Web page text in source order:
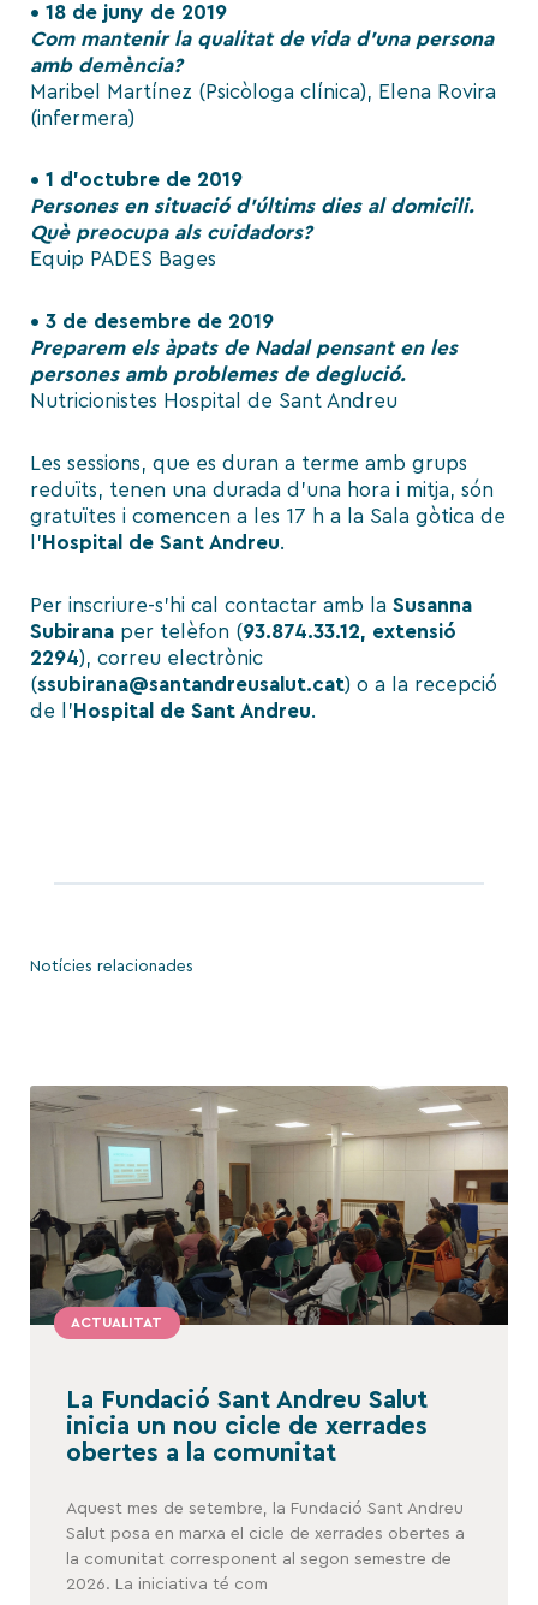
• 18 de juny de 2019
Com mantenir la qualitat de vida d’una persona
amb demència?
Maribel Martínez (Psicòloga clínica), Elena Rovira
(infermera)
• 1 d’octubre de 2019
Persones en situació d’últims dies al domicili.
Què preocupa als cuidadors?
Equip PADES Bages
• 3 de desembre de 2019
Preparem els àpats de Nadal pensant en les
persones amb problemes de deglució.
Nutricionistes Hospital de Sant Andreu
Les sessions, que es duran a terme amb grups
reduïts, tenen una durada d’una hora i mitja, són
gratuïtes i comencen a les 17 h a la Sala gòtica de
l’ Hospital de Sant Andreu.
Per inscriure-s’hi cal contactar amb la Susanna
Subirana per telèfon (93.874.33.12, extensió
2294), correu electrònic
(ssubirana@santandreusalut.cat) o a la recepció
de l’ Hospital de Sant Andreu.
Notícies relacionades
ACTUALITAT
La Fundació Sant Andreu Salut
inicia un nou cicle de xerrades
obertes a la comunitat
Aquest mes de setembre, la Fundació Sant Andreu
Salut posa en marxa el cicle de xerrades obertes a
la comunitat corresponent al segon semestre de
2026. La iniciativa té com